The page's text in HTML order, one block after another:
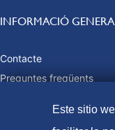
INFORMACIÓ
Contacte
Preguntes freqüents
Formes de pagament
Este sitio